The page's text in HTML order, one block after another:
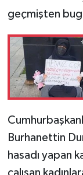
geçmişten
Burhanettin
hasadı yapan